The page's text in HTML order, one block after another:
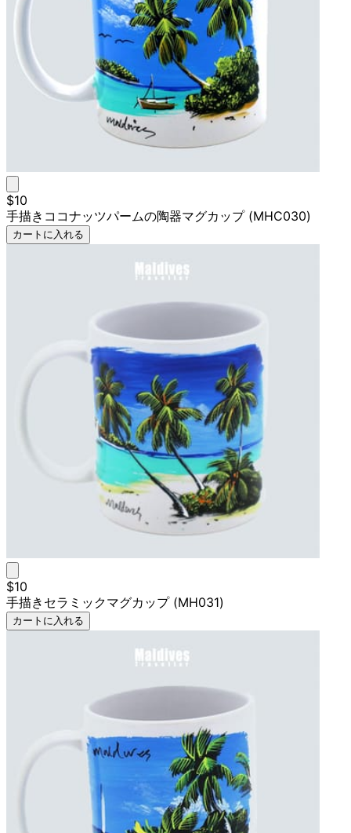
$10
手描きココナッツパームの陶器マグカップ (MHC030)
カートに入れる
$10
手描きセラミックマグカップ (MH031)
カートに入れる